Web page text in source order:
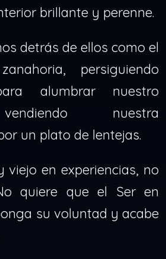
brillante y perenne.
detrás de ellos como el
persiguiendo
alumbrar nuestro
nuestra
un plato de lentejas.
viejo en experiencias, no
quiere que el Ser en
su voluntad y acabe